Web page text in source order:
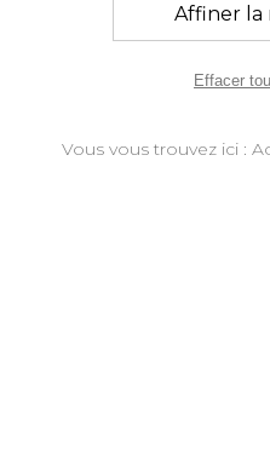
Affiner la
Effacer
Vous vous trouvez ici :